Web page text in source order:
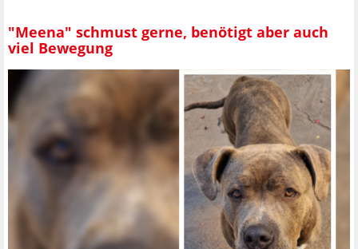
"Meena" schmust gerne, benötigt aber auch
viel Bewegung